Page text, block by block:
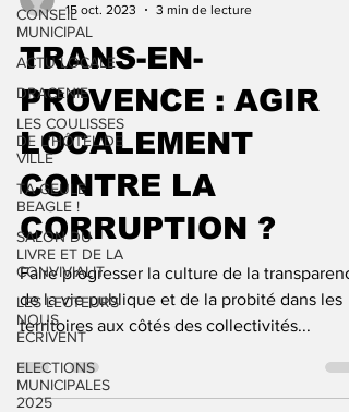
CONSEIL
MUNICIPAL
ACTU LOCALE
DRACENIE
LES COULISSES
DE L'HÔTEL DE
VILLE
TA GEULE
BEAGLE !
SALON DU
LIVRE ET DE LA
CONVIVIALIT
LES LECTEURS
NOUS
ÉCRIVENT
ELECTIONS
MUNICIPALES
2025
15 oct. 2023
3 min de lecture
TRANS-EN-
PROVENCE : AGIR
LOCALEMENT
CONTRE LA
CORRUPTION ?
Faire progresser la culture de la
de la vie publique et de la probité dans les
territoires aux côtés des collectivités...